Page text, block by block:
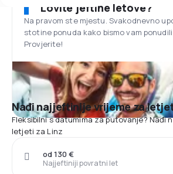
Lovite jeftine letove?
Na pravom ste mjestu. Svakodnevno
stotine ponuda kako bismo vam
Provjerite!
Nađi najjeftinije vrijeme za
Fleksibilni s datumima za putovanje? Nađi
letjeti za Linz
Najjeftiniji povratni let
od 130 €